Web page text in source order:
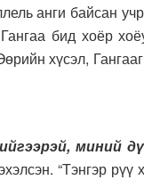
анги байсан
бид хоёр
хүсэл,
миний
“Тэнгэр рүү